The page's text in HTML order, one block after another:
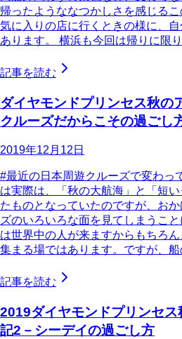
帰ったようななつかしさを感じる
気に入りの店に行くときの様に、
あります。 横浜も今回は帰りに限
記事を読む
ダイヤモンドプリンセス秋の
クルーズだからこその過ごし
2019年12月12日
#最近の日本周遊クルーズで変わっ
は実際は、「秋の大航海」と「短
たものとなっていたのですが、お
ズのいろいろな面を見てしまうこ
は世界中の人が来ますからもちろ
集まる場ではあります。ですが、
記事を読む
2019ダイヤモンドプリンセ
記2－シーデイの過ごし方